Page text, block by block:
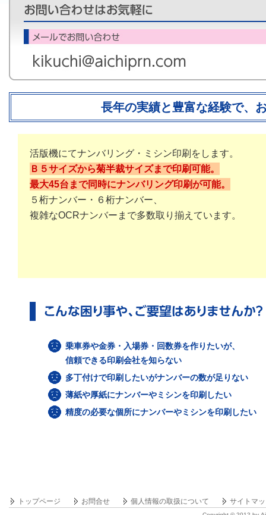
長年の実績と豊富な経験で、
活版機にてナンバリング・ミシン印刷をします。
Ｂ５サイズから菊半裁サイズまで印刷可能。
最大45台まで同時にナンバリング印刷が可能。
５桁ナンバー・６桁ナンバー、
複雑なOCRナンバーまで多数取り揃えています。
乗車券や金券・入場券・回数券を作りたいが、
信頼できる印刷会社を知らない
多丁付けで印刷したいがナンバーの数が足りない
薄紙や厚紙にナンバーやミシンを印刷したい
精度の必要な個所にナンバーやミシンを印刷したい
トップページ お問合せ 個人情報の取扱について サイトマ